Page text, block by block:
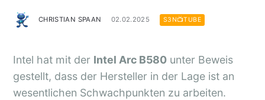
CHRISTIAN SPAAN 02.02.2025 S3N📺TUBE
Intel hat mit der Intel Arc B580unter Beweis
gestellt, dass der Hersteller in der Lage ist an
wesentlichen Schwachpunkten zu arbeiten.